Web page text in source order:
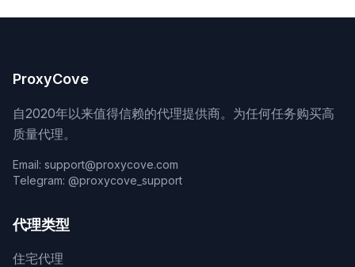
ProxyCove
自2020年以来值得信赖的代理提供商。为任何任务购买高
质量代理。
Email: support@proxycove.com
Telegram: @proxycove_support
代理类型
住宅代理